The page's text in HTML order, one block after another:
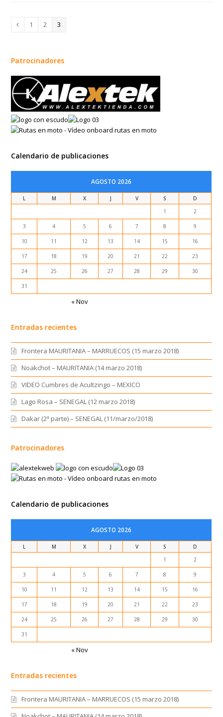
AnteriorPage
1 Page
2 Page
3
Patrocinadores
Calendario de publicaciones
AGOSTO 2026
L M X J V S
D
1
2
3 4 5 6 7 8 9
10 11 12 13 14 15 16
17 18 19 20 21 22 23
24 25 26 27 28 29 30
31
« Nov
Entradas recientes
Frontera MAURITANIA – MARRUECOS (15 marzo 2018)
Noakchot – MAURITANIA (14 marzo 2018)
VIDEO Cumbres de Acultzingo – MEXICO
Lago Rosa – SENEGAL (12 marzo 2018)
Dakar (2ª parte) – SENEGAL (11/marzo/2018)
Patrocinadores
Calendario de publicaciones
AGOSTO 2026
L M X J V S
D
1
2
3 4 5 6 7 8 9
10 11 12 13 14 15 16
17 18 19 20 21 22 23
24 25 26 27 28 29 30
31
« Nov
Entradas recientes
Frontera MAURITANIA – MARRUECOS (15 marzo 2018)